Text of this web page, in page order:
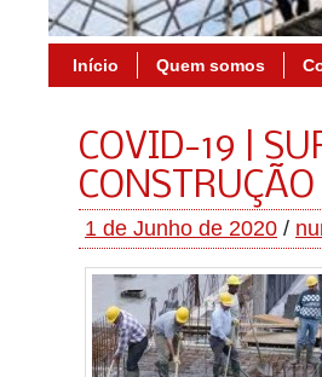
Início Quem somos
COVID-19 |
1 de Junho de 2020 /